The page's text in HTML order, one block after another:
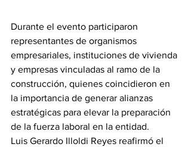
Durante el evento participaron
representantes de organismos
empresariales, instituciones de vivienda
y empresas vinculadas al ramo de la
construcción, quienes coincidieron en
la importancia de generar alianzas
estratégicas para elevar la preparación
de la fuerza laboral en la entidad.
Luis Gerardo Illoldi Reyes reafirmó el